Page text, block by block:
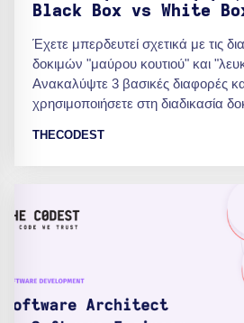
Black Box vs White
Έχετε μπερδευτεί σχετικά με τις
δοκιμών "μαύρου κουτιού" και
Ανακαλύψτε 3 βασικές διαφορές
χρησιμοποιήσετε στη διαδικασία
THECODEST